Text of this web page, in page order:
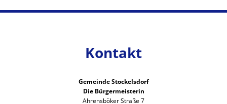
Kontakt
Gemeinde Stockelsdorf
Die Bürgermeisterin
Ahrensböker Straße 7